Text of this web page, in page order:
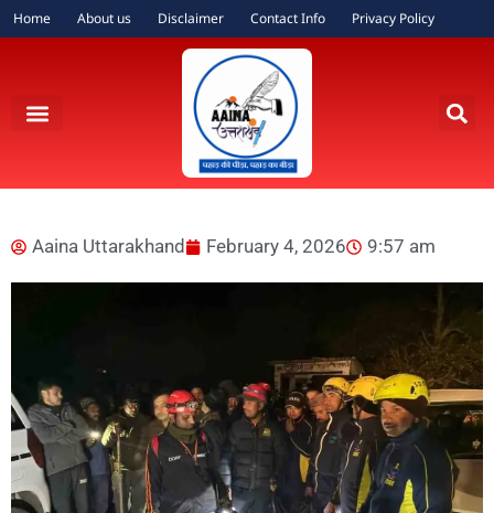
Home About us Disclaimer Contact Info Privacy Policy
Aaina Uttarakhand February 4, 2026 9:57 am